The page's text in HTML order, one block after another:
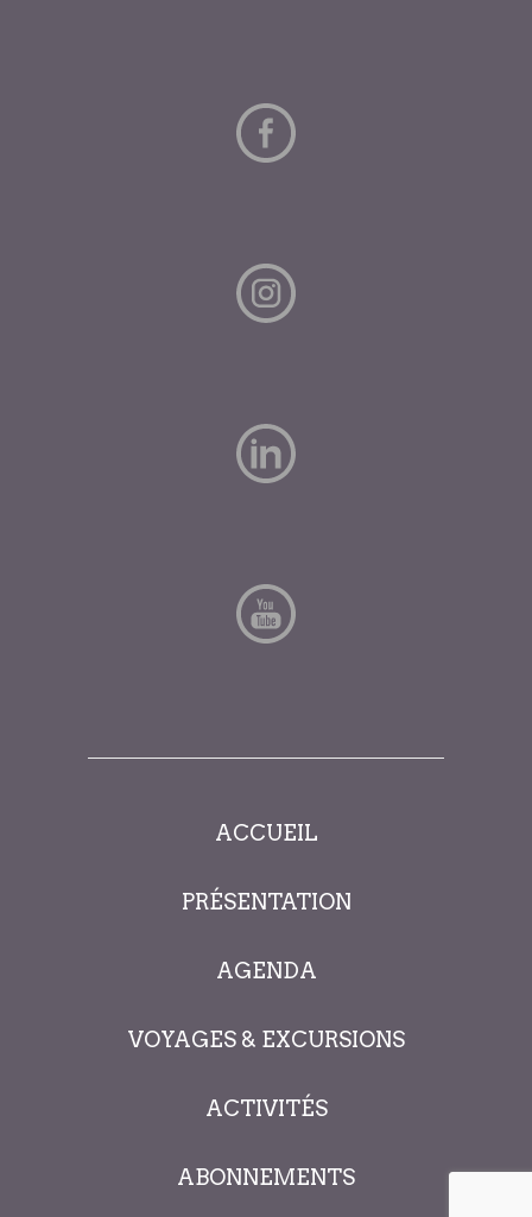
ACCUEIL
PRÉSENTATION
AGENDA
VOYAGES & EXCURSIONS
ACTIVITÉS
ABONNEMENTS